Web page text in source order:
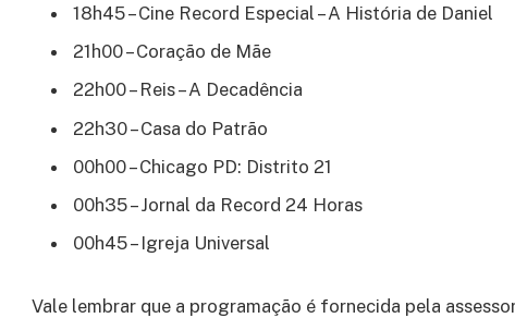
18h45 – Cine Record Especial – A História de Daniel
21h00 – Coração de Mãe
22h00 – Reis – A Decadência
22h30 – Casa do Patrão
00h00 – Chicago PD: Distrito 21
00h35 – Jornal da Record 24 Horas
00h45 – Igreja Universal
Vale lembrar que a programação é fornecida pela